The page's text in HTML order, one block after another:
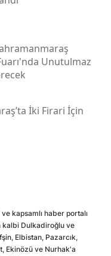
Unutulmaz
İki Firari İçin
kapsamlı haber portalı
kalbi Dulkadiroğlu ve
Elbistan, Pazarcık,
Ekinözü ve Nurhak'a